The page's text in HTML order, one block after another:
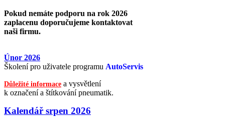
Pokud nemáte podporu na rok 2026
zaplacenu doporučujeme kontaktovat
naši firmu.
Únor 2026
Školení pro uživatele programu AutoServis
Důležité informace a vysvětlení
k označení a štítkování pneumatik.
Kalendář srpen 2026